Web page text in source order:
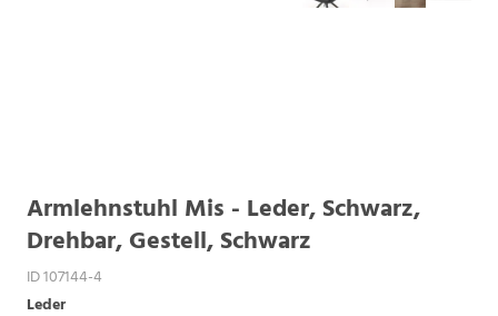
Armlehnstuhl Mis - Leder, Schwarz,
Drehbar, Gestell, Schwarz
ID 107144-4
Leder